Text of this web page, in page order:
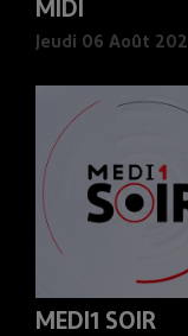
MIDI
Jeudi 06 Août
MEDI1 SOIR